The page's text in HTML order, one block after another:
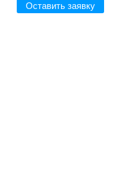
Оставить заявку